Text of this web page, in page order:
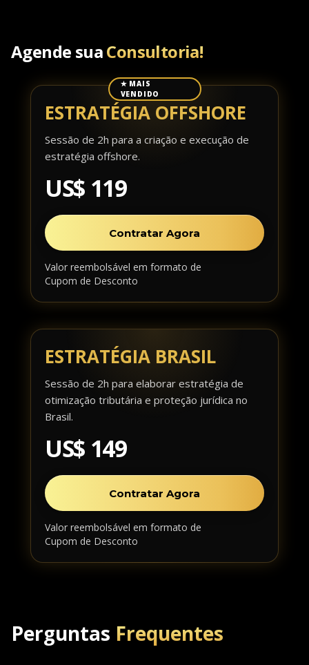
Agende suaConsultoria!
✭ MAIS
VENDIDO
ESTRATÉGIA OFFSHORE
Sessão de 2h para a criação e execução de
estratégia offshore.
US$ 119
Contratar Agora
Valor reembolsável em formato de
Cupom de Desconto
ESTRATÉGIA BRASIL
Sessão de 2h para elaborar estratégia de
otimização tributária e proteção jurídica no
Brasil.
US$ 149
Contratar Agora
Valor reembolsável em formato de
Cupom de Desconto
Perguntas Frequentes